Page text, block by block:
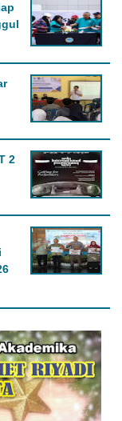
2